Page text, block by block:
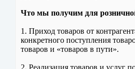
Что мы получим для
1. Приход товаров от
конкретного поступления
товаров и «товаров в пути».